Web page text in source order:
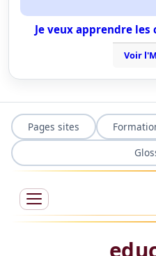
Je veux apprendre les
Voir
Pages sites